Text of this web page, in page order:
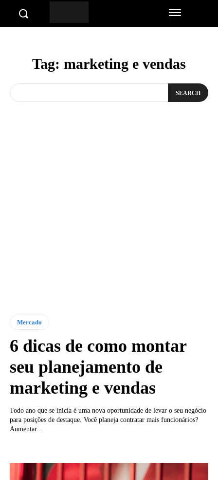
Tag: marketing e vendas
SEARCH
Mercado
6 dicas de como montar
seu planejamento de
marketing e vendas
Todo ano que se inicia é uma nova oportunidade de levar o seu negócio
para posições de destaque. Você planeja contratar mais funcionários?
Aumentar...